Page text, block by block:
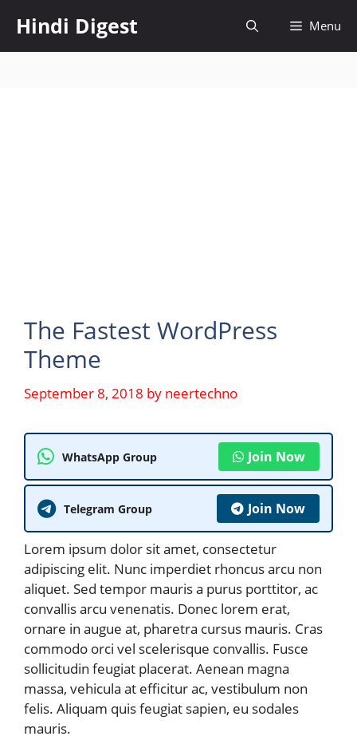
content
Hindi Digest Menu
The Fastest WordPress
Theme
September 8, 2018 by neertechno
WhatsApp Group Join Now
Telegram Group Join Now
Lorem ipsum dolor sit amet, consectetur
adipiscing elit. Nunc imperdiet rhoncus arcu non
aliquet. Sed tempor mauris a purus porttitor, ac
convallis arcu venenatis. Donec lorem erat,
ornare in augue at, pharetra cursus mauris. Cras
commodo orci vel scelerisque convallis. Fusce
sollicitudin feugiat placerat. Aenean magna
massa, vehicula at efficitur ac, vestibulum non
felis. Aliquam quis feugiat sapien, eu sodales
mauris.